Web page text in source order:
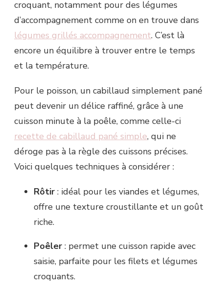
croquant, notamment pour des légumes
d’accompagnement comme on en trouve dans
légumes grillés accompagnement. C’est là
encore un équilibre à trouver entre le temps
et la température.
Pour le poisson, un cabillaud simplement pané
peut devenir un délice raffiné, grâce à une
cuisson minute à la poêle, comme celle-ci
recette de cabillaud pané simple, qui ne
déroge pas à la règle des cuissons précises.
Voici quelques techniques à considérer :
Rôtir : idéal pour les viandes et légumes,
offre une texture croustillante et un goût
riche.
Poêler : permet une cuisson rapide avec
saisie, parfaite pour les filets et légumes
croquants.